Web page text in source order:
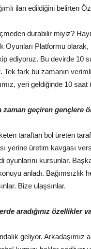
ilan edildiğini belirten
durabilir miyiz?
Platformu olarak,
ediyoruz. Bu devirde 10
Tek fark bu zamanın
yeri geldiğinde 10
zaman geçiren gençlere
taraftan bol üreten
yerine üretim kavgası
oyunlarını kursunlar.
anladı.
Bize ulaşsınlar.
aradığınız özellikler
geliyor. Arkadaşımız